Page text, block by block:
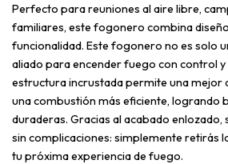
Perfecto para reuniones al aire libre,
familiares, este fogonero combina
funcionalidad. Este fogonero no es solo
aliado para encender fuego con control y
estructura incrustada permite una mejor
una combustión más eficiente, logrando
duraderas. Gracias al acabado enlozado,
sin complicaciones: simplemente retirás
tu próxima experiencia de fuego.